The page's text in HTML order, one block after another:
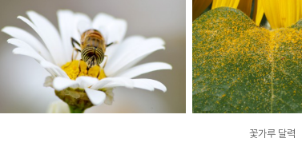
꽃가루 달력